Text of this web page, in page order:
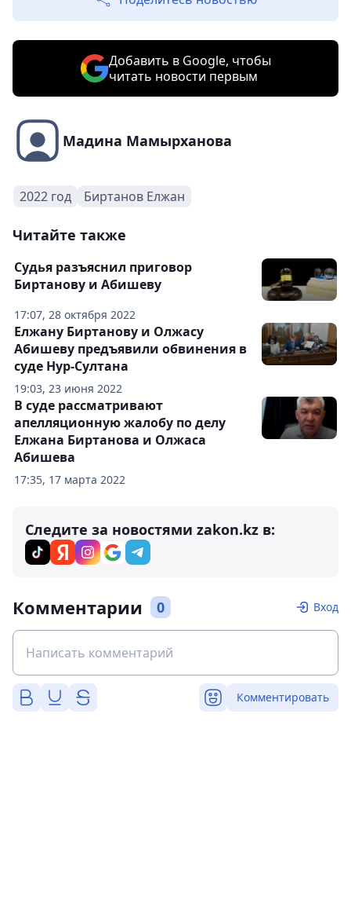
Добавить в Google, чтобы
читать новости первым
Мадина Мамырханова
2022 год Биртанов Елжан
Читайте также
17:07, 28 октября 2022
Судья разъяснил приговор
Биртанову и Абишеву
19:03, 23 июня 2022
Елжану Биртанову и Олжасу
Абишеву предъявили обвинения в
суде Нур-Султана
17:35, 17 марта 2022
В суде рассматривают
апелляционную жалобу по делу
Елжана Биртанова и Олжаса
Абишева
Следите за новостями zakon.kz в:
Комментарии 0 Вход
Комментировать